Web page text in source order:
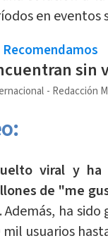
en eventos
Recomendamos
sin
Redacción
viral y ha
de "me
ha
usuarios